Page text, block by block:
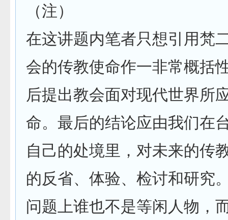
（注）
在这讲题内笔者只想引用梵
会的传教使命作一非常概括
后提出教会面对现代世界所
命。最后的结论应由我们在
自己的处境里，对未来的传
的反省、体验、检讨和研究
问题上谁也不是等闲人物，